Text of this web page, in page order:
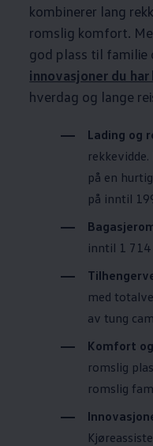
kombinerer lang
romslig komfort.
god plass til familie
innovasjoner du har
hverdag og lange
Lading og
på en
på inntil
inntil 1
med
av tung
Komfort
romslig
romslig